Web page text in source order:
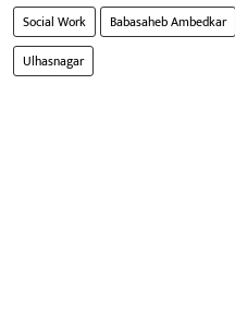
Social Work Babasaheb Ambedkar
Ulhasnagar